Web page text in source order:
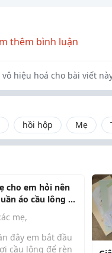
thêm bình luận
hiệu hoá cho bài viết
hồi hộp Mẹ
cho em hỏi nên
áo cầu lông ở
lượng?
mẹ,
đây em bắt đầu
cầu lông để rèn